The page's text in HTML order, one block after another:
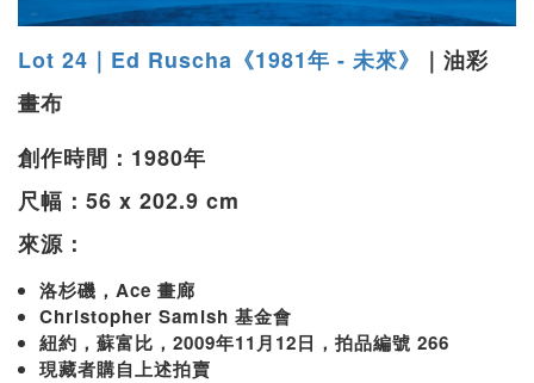
Lot 24｜Ed Ruscha《1981年 - 未來》
｜油彩
畫布
創作時間：1980年
尺幅：56 x 202.9 cm
來源：
洛杉磯，Ace 畫廊
Christopher Samish 基金會
紐約，蘇富比，2009年11月12日，拍品編號 266
現藏者購自上述拍賣